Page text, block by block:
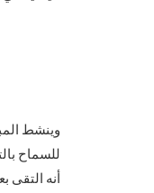
وينشط
للسماح
أنه التقى